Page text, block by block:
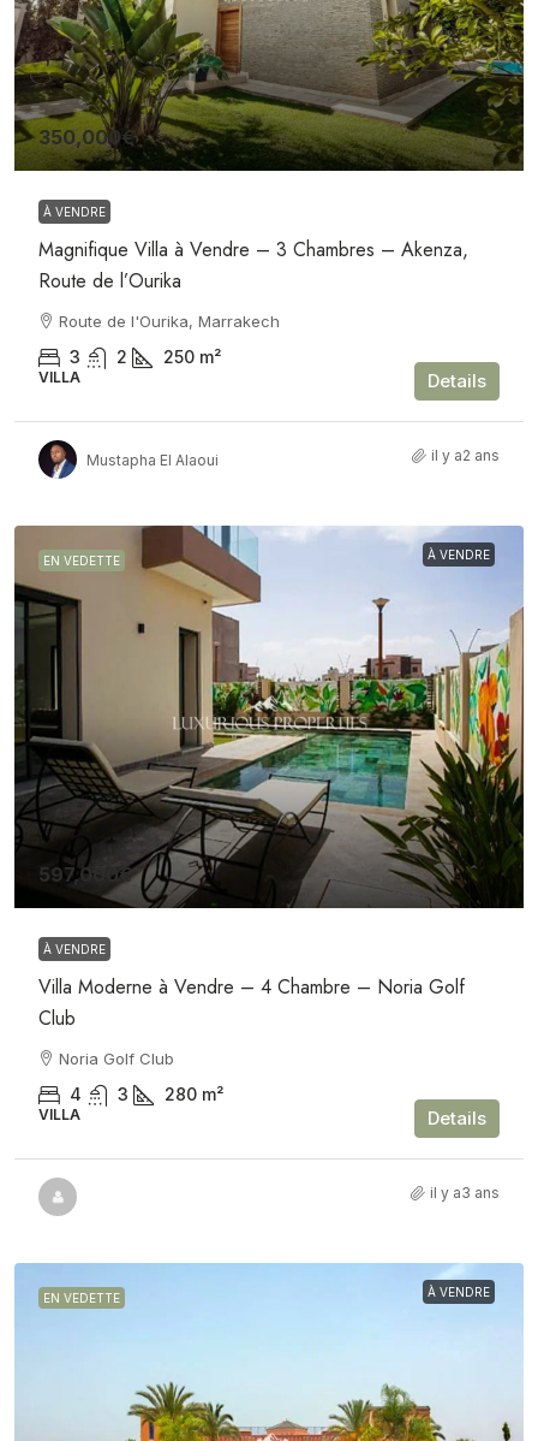
350,000€
À VENDRE
Magnifique Villa à Vendre – 3 Chambres – Akenza,
Route de l’Ourika
Route de l'Ourika, Marrakech
3 2 250 m²
VILLA Details
Mustapha El Alaoui il y a2 ans
EN VEDETTE À VENDRE
597,000€
À VENDRE
Villa Moderne à Vendre – 4 Chambre – Noria Golf
Club
Noria Golf Club
4 3 280 m²
VILLA Details
il y a3 ans
EN VEDETTE À VENDRE